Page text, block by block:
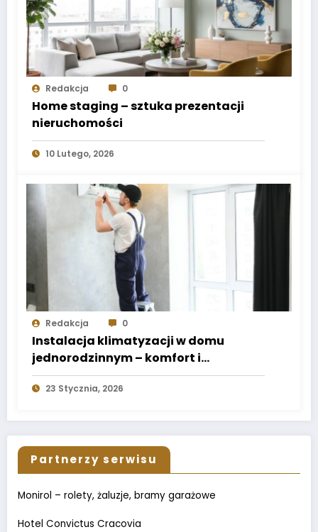
Redakcja 0
Home staging – sztuka prezentacji
nieruchomości
10 Lutego, 2026
Redakcja 0
Instalacja klimatyzacji w domu
jednorodzinnym – komfort i
energooszczędność
23 Stycznia, 2026
Partnerzy serwisu
Monirol – rolety, żaluzje, bramy garażowe
Hotel Convictus Cracovia